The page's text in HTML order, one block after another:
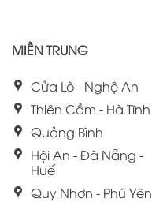
MIỀN TRUNG
Cửa Lò - Nghệ An
Thiên Cầm - Hà Tĩnh
Quảng Bình
Hội An - Đà Nẵng -
Huế
Quy Nhơn - Phú Yên